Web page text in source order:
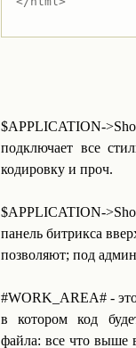
подключает все
кодировку и проч.
$APPLICATION-
панель битрикса
позволяют; под
#WORK_AREA# -
в котором код
файла: все что выше